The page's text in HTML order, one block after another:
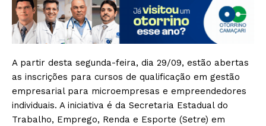
A partir desta segunda-feira, dia 29/09, estão abertas
as inscrições para cursos de qualificação em gestão
empresarial para microempresas e empreendedores
individuais. A iniciativa é da Secretaria Estadual do
Trabalho, Emprego, Renda e Esporte (Setre) em